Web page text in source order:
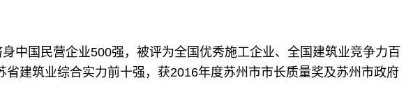
中国民营企业500强，被评为全国优秀施工企业、全国建筑业竞争力百
建筑业综合实力前十强，获2016年度苏州市市长质量奖及苏州市政府